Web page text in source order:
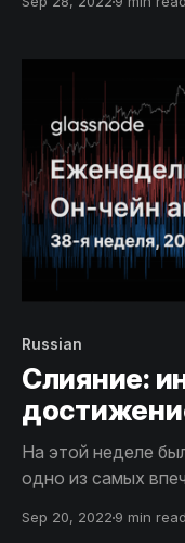
нереализованные
Russian
Слияние:
На этой неделе
одно из самых
Мы посмотрим как
Sep 20, 2022 9 min read